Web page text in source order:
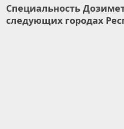
Специальность
следующих городах